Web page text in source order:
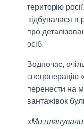
територію
відбувалася в
про
осіб.
Водночас,
спецоперацію
перенести на
вантажівок
«Ми